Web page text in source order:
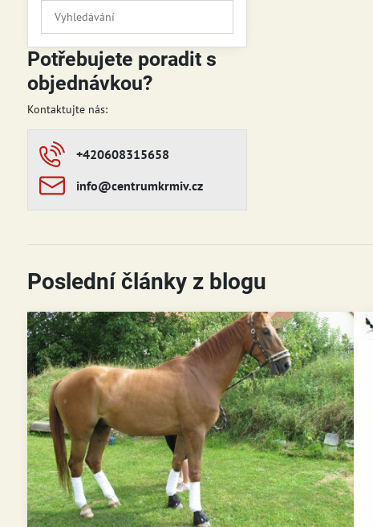
Prohledat
výsledky
filtru
fulltextem
Potřebujete poradit s
objednávkou?
Kontaktujte nás:
+420608315658
info​​@centrumkrmiv​​.cz
Poslední články z blogu